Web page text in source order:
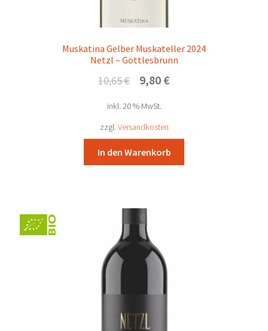
Muskatina Gelber Muskateller 2024
Netzl – Göttlesbrunn
10,65€
Ursprünglicher
war:
10,65 €
9,80 €Aktueller
inkl. 20 % MwSt.
zzgl. Versandkosten
In den Warenkorb